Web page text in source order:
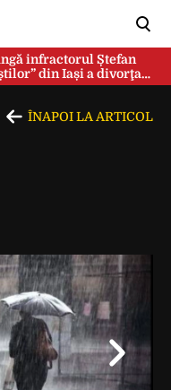
infractorul Ștefan
din Iași a divorţat
ÎNAPOI LA ARTICOL